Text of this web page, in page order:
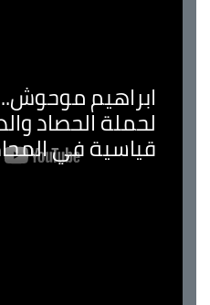
ابراهيم
لحملة الحصاد
قياسية في